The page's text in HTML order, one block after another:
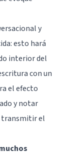
y
esto hará
interior del
con un
el efecto
y notar
transmitir el